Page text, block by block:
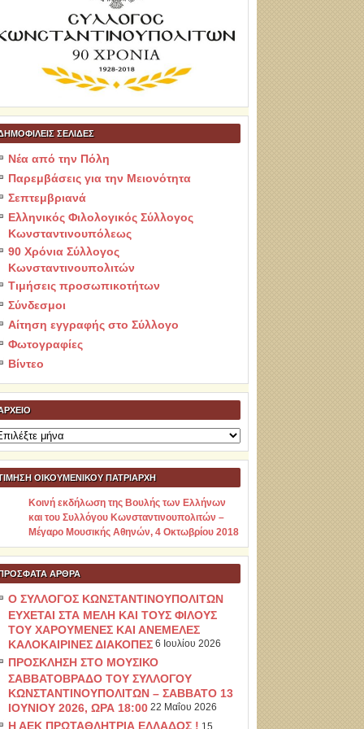
ΣΕΛΙΔΕΣ
Νέα από την Πόλη
Παρεμβάσεις για την Μειονότητα
Σεπτεμβριανά
Ελληνικός Φιλολογικός Σύλλογος
Κωνσταντινουπόλεως
90 Χρόνια Σύλλογος
Κωνσταντινουπολιτών
Τιμήσεις προσωπικοτήτων
Σύνδεσμοι
Αίτηση εγγραφής στο Σύλλογο
Φωτογραφίες
Βίντεο
ΟΙΚΟΥΜΕΝΙΚΟΥ ΠΑΤΡΙΑΡΧΗ
Κοινή εκδήλωση της Βουλής των Ελλήνων
και του Συλλόγου Κωνσταντινουπολιτών –
Μέγαρο Μουσικής Αθηνών, 4 Οκτωβρίου 2018
ΆΡΘΡΑ
Ο ΣΥΛΛΟΓΟΣ ΚΩΝΣΤΑΝΤΙΝΟΥΠΟΛΙΤΩΝ
ΕΥΧΕΤΑΙ ΣΤΑ ΜΕΛΗ ΚΑΙ ΤΟΥΣ ΦΙΛΟΥΣ
ΤΟΥ ΧΑΡΟΥΜΕΝΕΣ ΚΑΙ ΑΝΕΜΕΛΕΣ
ΚΑΛΟΚΑΙΡΙΝΕΣ ΔΙΑΚΟΠΕΣ 6 Ιουλίου 2026
ΠΡΟΣΚΛΗΣΗ ΣΤΟ ΜΟΥΣΙΚΟ
ΣΑΒΒΑΤΟΒΡΑΔΟ ΤΟΥ ΣΥΛΛΟΓΟΥ
ΚΩΝΣΤΑΝΤΙΝΟΥΠΟΛΙΤΩΝ – ΣΑΒΒΑΤΟ 13
ΙΟΥΝΙΟΥ 2026, ΩΡΑ 18:00 22 Μαΐου 2026
Η ΑΕΚ ΠΡΩΤΑΘΛΗΤΡΙΑ ΕΛΛΑΔΟΣ !